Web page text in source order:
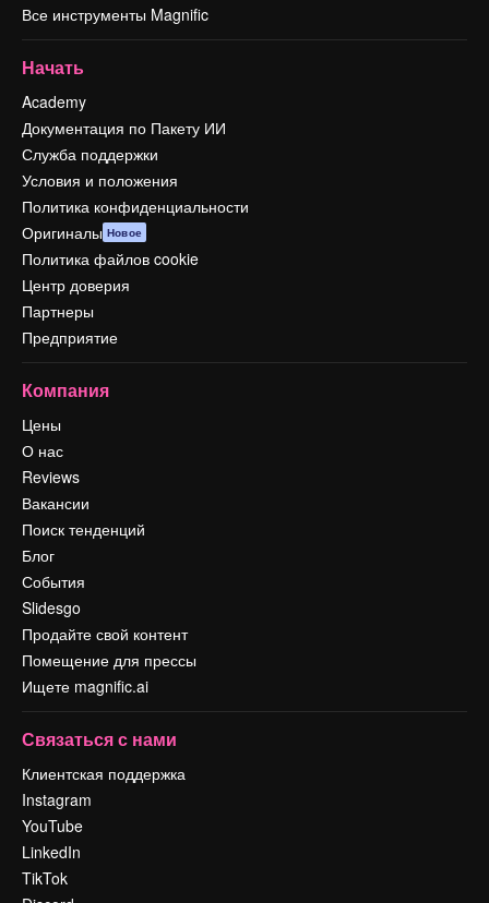
Все инструменты Magnific
Начать
Academy
Документация по Пакету ИИ
Служба поддержки
Условия и положения
Политика конфиденциальности
Оригиналы Новое
Политика файлов cookie
Центр доверия
Партнеры
Предприятие
Компания
Цены
О нас
Reviews
Вакансии
Поиск тенденций
Блог
События
Slidesgo
Продайте свой контент
Помещение для прессы
Ищете magnific.ai
Связаться с нами
Клиентская поддержка
Instagram
YouTube
LinkedIn
TikTok